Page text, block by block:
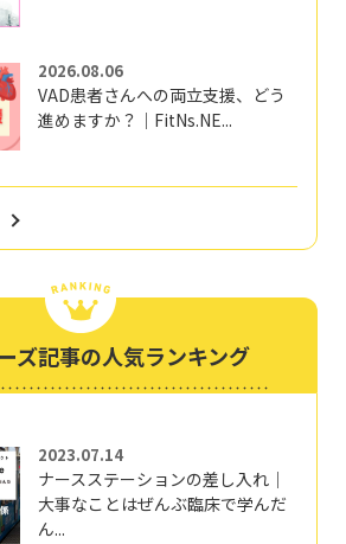
2026.08.06
VAD患者さんへの両立支援、どう
進めますか？｜FitNs.NE...
ズ記事の人気ランキング
2023.07.14
ナースステーションの差し入れ｜
大事なことはぜんぶ臨床で学んだ
ん...